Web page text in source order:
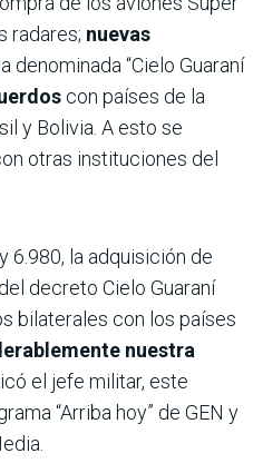
radares; nuevas
denominada “Cielo Guaraní
con países de la
y Bolivia. A esto se
otras instituciones del
6.980, la adquisición de
decreto Cielo Guaraní
bilaterales con los países
nuestra
el jefe militar, este
“Arriba hoy” de GEN y